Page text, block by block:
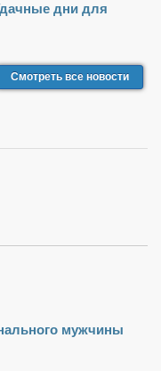
дни для
Смотреть все новости
мужчины